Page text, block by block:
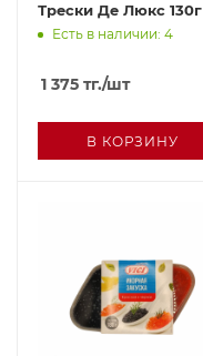
Трески Де Люкс 130г
Есть в наличии: 4
1 375 тг./шт
В КОРЗИНУ